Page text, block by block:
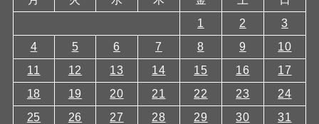
1
2
3
4
5 6 7 8 9
10
11
12 13 14 15 16
17
18
19 20 21 22 23
24
25
26 27 28 29 30
31